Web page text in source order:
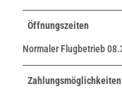
Öffnungszeiten
Normaler Flugbetrieb
Zahlungsmöglichkeiten